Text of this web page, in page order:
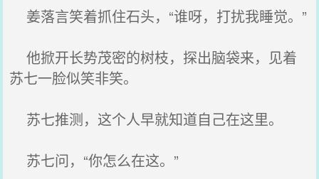
姜落言笑着抓住石头，“谁呀，打扰我睡觉。”
他掀开长势茂密的树枝，探出脑袋来，见着
苏七一脸似笑非笑。
苏七推测，这个人早就知道自己在这里。
苏七问，“你怎么在这。”